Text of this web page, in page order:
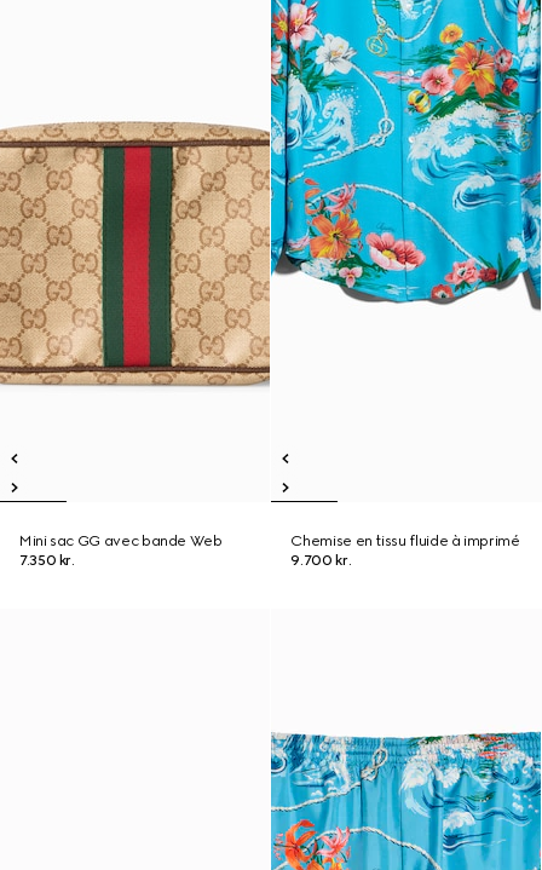
Mini sac GG avec bande Web
7.350 kr.
Chemise en tissu fluide à imprimé
9.700 kr.